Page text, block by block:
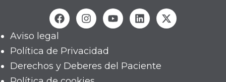
Aviso legal
Política de Privacidad
Derechos y Deberes del Paciente